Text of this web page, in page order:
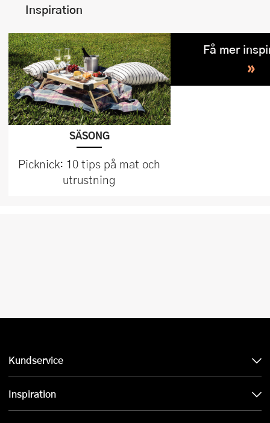
Inspiration
SÄSONG
Picknick: 10 tips på mat och
utrustning
Få mer
»
Kundservice
Inspiration